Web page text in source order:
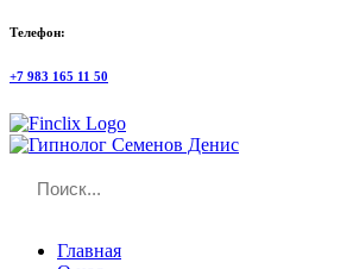
Телефон:
+7 983 165 11 50
Главная